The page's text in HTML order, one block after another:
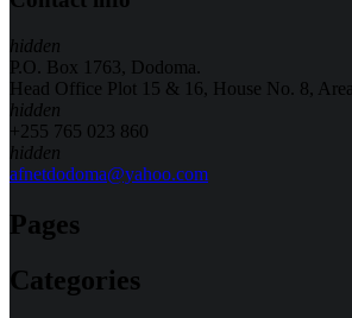
hidden
P.O. Box 1763, Dodoma.
Head Office Plot 15 & 16, House No. 8,
hidden
+255 765 023 860
hidden
afnetdodoma@yahoo.com
Pages
Categories